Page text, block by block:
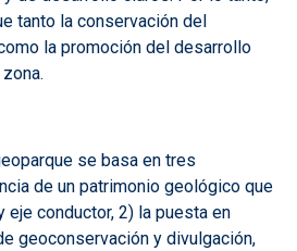
tanto la conservación del
la promoción del desarrollo
se basa en tres
de un patrimonio geológico que
eje conductor, 2) la puesta en
geoconservación y divulgación,